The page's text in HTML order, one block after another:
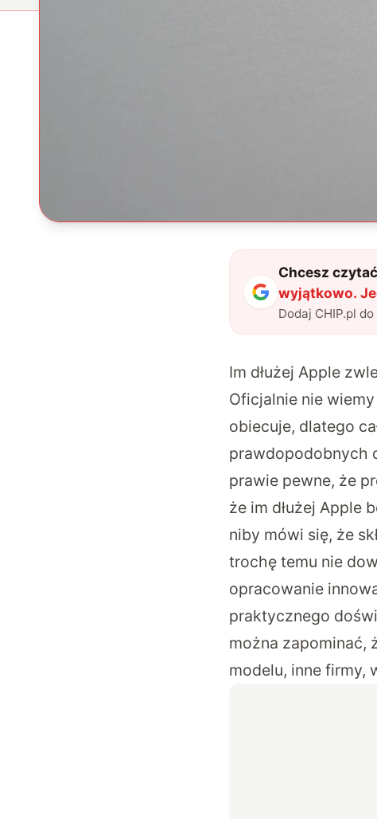
Chcesz
wyjątkowo.
Dodaj CHIP.pl
Im dłużej Apple
Oficjalnie nie
obiecuje, dlatego
prawdopodobnych
prawie pewne, że
że im dłużej Apple
niby mówi się, że
trochę temu nie
opracowanie
praktycznego
można zapominać,
modelu, inne firmy,